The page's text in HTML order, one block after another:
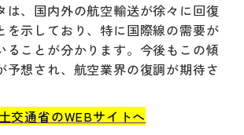
は、国内外の航空輸送が徐々に回復
を示しており、特に国際線の需要が
ることが分かります。今後もこの傾
予想され、航空業界の復調が期待さ
交通省のWEBサイトへ